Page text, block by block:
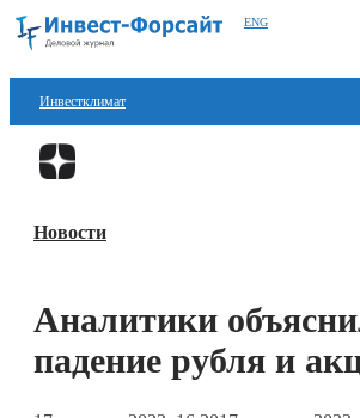
ENG
Инвестклимат
Финансы
Блокчейн
Новости
Аналитики
падение рубля и